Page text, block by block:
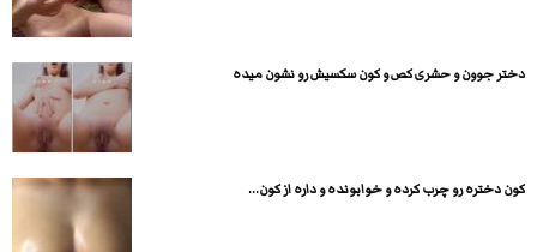
دختر جوون و حشری کص و کون سکسیش رو نشون میده
کون دختره رو چرب کرده و خوابونده و داره از کون...